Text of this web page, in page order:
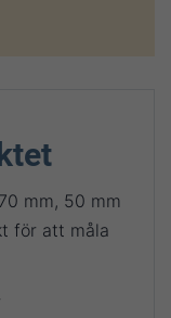
mm, 50 mm
för att måla